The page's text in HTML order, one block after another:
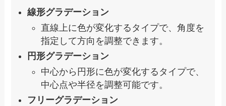
線形グラデーション
直線上に色が変化するタイプで、角度を
指定して方向を調整できます。
円形グラデーション
中心から円形に色が変化するタイプで、
中心点や半径を調整可能です。
フリーグラデーション